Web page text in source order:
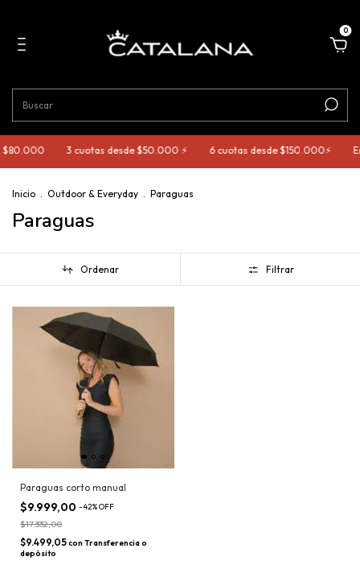
0
$80.000 3 cuotas desde $50.000 ⚡️ 6 cuotas desde $150.000⚡️
Inicio . Outdoor & Everyday . Paraguas
Paraguas
Ordenar Filtrar
Paraguas corto manual
$9.999,00 -42%OFF
$17.332,00
$9.499,05con Transferencia o
depósito